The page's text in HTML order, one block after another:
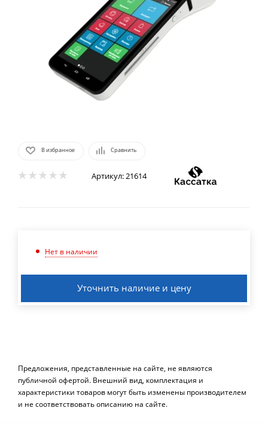
В избранное Сравнить
Артикул:21614
Нет в наличии
Уточнить наличие и цену
Предложения, представленные на сайте, не являются
публичной офертой. Внешний вид, комплектация и
характеристики товаров могут быть изменены производителем
и не соответствовать описанию на сайте.